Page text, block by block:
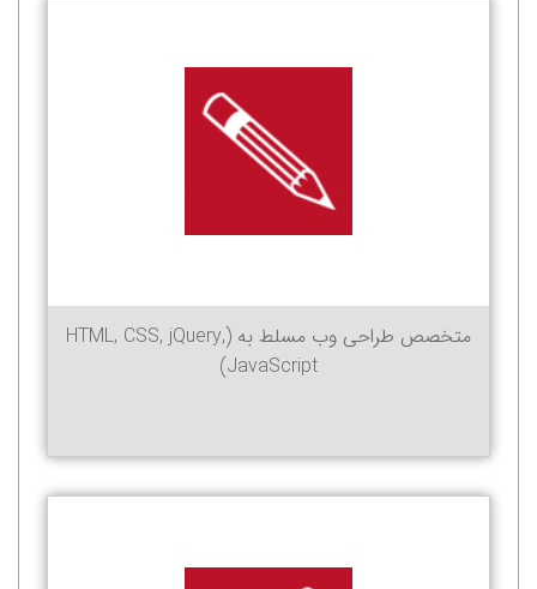
متخصص طراحی وب مسلط به (HTML, CSS, jQuery,
JavaScript)